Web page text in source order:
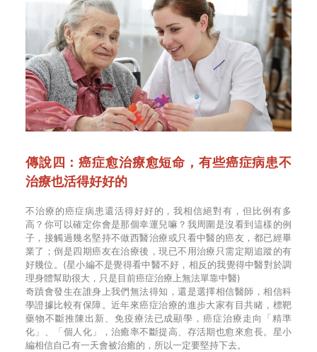
傳說四：癌症愈治療愈短命，有些癌症病患不
治療也活得好好的
不治療的癌症病患還活得好好的，我相信絕對有，但比例有多
高？你可以確定你會是那個幸運兒嘛？我周圍是沒看到這樣的例
子，接觸過幾名堅持不做西醫治療或只看中醫的癌友，都已經畢
業了；倒是四期癌友在治療後，現已不用治療只需定期追蹤的有
好幾位。(星小編不是覺得看中醫不好，相反的我覺得中醫對於調
理身體幫助很大，只是目前癌症治療上無法單靠中醫)
奇蹟會發生在誰身上我們無法得知，還是選擇相信醫師，相信科
學證據比較有保障。近年來癌症治療的進步大家有目共睹，標靶
藥物不斷推陳出新、免疫療法已成顯學，癌症治療走向「精準
化」、「個人化」，治癒率不斷提高、存活期也愈來愈長。星小
編相信自己有一天會被治癒的，所以一定要堅持下去。